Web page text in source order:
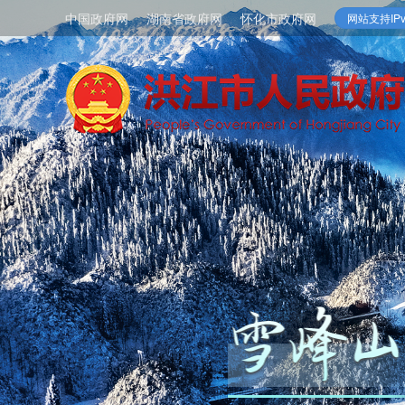
中国政府网 湖南省政府网 怀化市政府网 网站支持